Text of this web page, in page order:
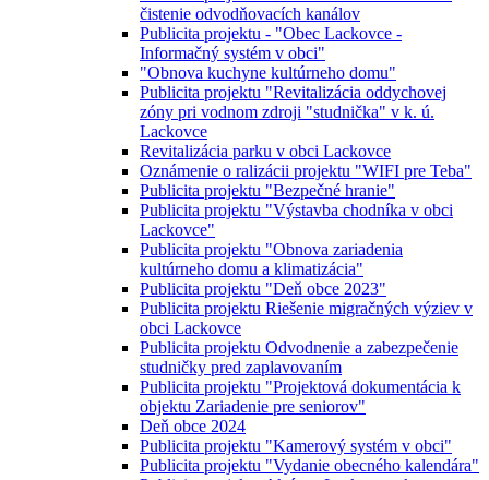
čistenie odvodňovacích kanálov
Publicita projektu - "Obec Lackovce -
Informačný systém v obci"
"Obnova kuchyne kultúrneho domu"
Publicita projektu "Revitalizácia oddychovej
zóny pri vodnom zdroji "studnička" v k. ú.
Lackovce
Revitalizácia parku v obci Lackovce
Oznámenie o ralizácii projektu "WIFI pre Teba"
Publicita projektu "Bezpečné hranie"
Publicita projektu "Výstavba chodníka v obci
Lackovce"
Publicita projektu "Obnova zariadenia
kultúrneho domu a klimatizácia"
Publicita projektu "Deň obce 2023"
Publicita projektu Riešenie migračných výziev v
obci Lackovce
Publicita projektu Odvodnenie a zabezpečenie
studničky pred zaplavovaním
Publicita projektu "Projektová dokumentácia k
objektu Zariadenie pre seniorov"
Deň obce 2024
Publicita projektu "Kamerový systém v obci"
Publicita projektu "Vydanie obecného kalendára"